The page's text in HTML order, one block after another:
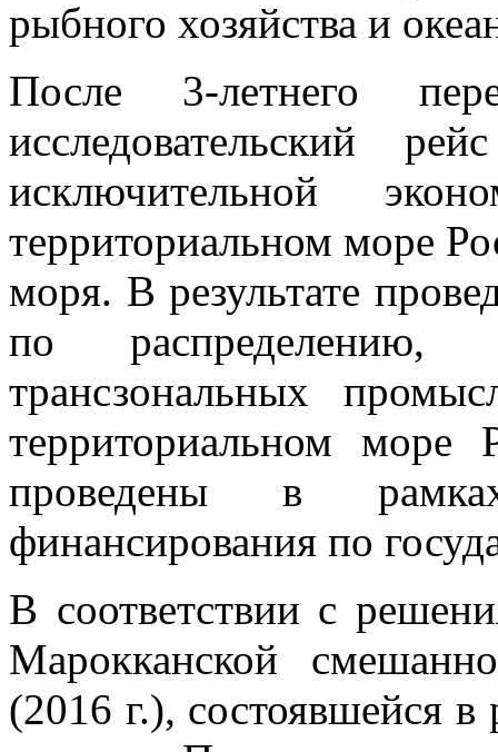
рыбного хозяйства и
После 3-летнего
исследовательский
исключительной
территориальном море
моря. В результате
по распределению,
трансзональных
территориальном
проведены в
финансирования по
В соответствии с
Марокканской
(2016 г.), состоявшейся